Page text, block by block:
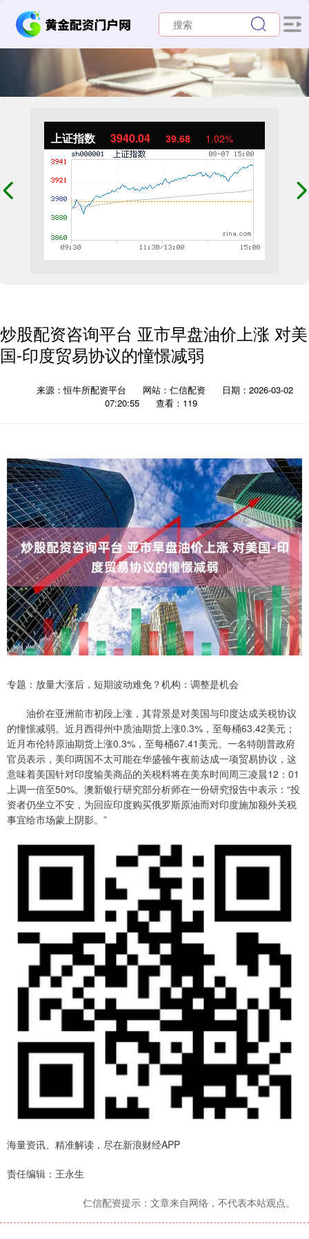
上证指数 3940.04 39.68 1.02%
炒股配资咨询平台 亚市早盘油价上涨 对美
国-印度贸易协议的憧憬减弱
来源：恒牛所配资平台 网站：仁信配资
日期：2026-03-02
07:20:55
查看：119
专题：放量大涨后，短期波动难免？机构：调整是机会
油价在亚洲前市初段上涨，其背景是对美国与印度达成关税协议
的憧憬减弱。近月西得州中质油期货上涨0.3%，至每桶63.42美元；
近月布伦特原油期货上涨0.3%，至每桶67.41美元。一名特朗普政府
官员表示，美印两国不太可能在华盛顿午夜前达成一项贸易协议，这
意味着美国针对印度输美商品的关税料将在美东时间周三凌晨12：01
上调一倍至50%。澳新银行研究部分析师在一份研究报告中表示：“投
资者仍坐立不安，为回应印度购买俄罗斯原油而对印度施加额外关税
事宜给市场蒙上阴影。”
海量资讯、精准解读，尽在新浪财经APP
责任编辑：王永生
仁信配资提示：文章来自网络，不代表本站观点。